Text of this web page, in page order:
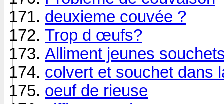
deuxieme couvée ?
Trop d œufs?
Alliment jeunes
colvert et souchet dans
oeuf de rieuse